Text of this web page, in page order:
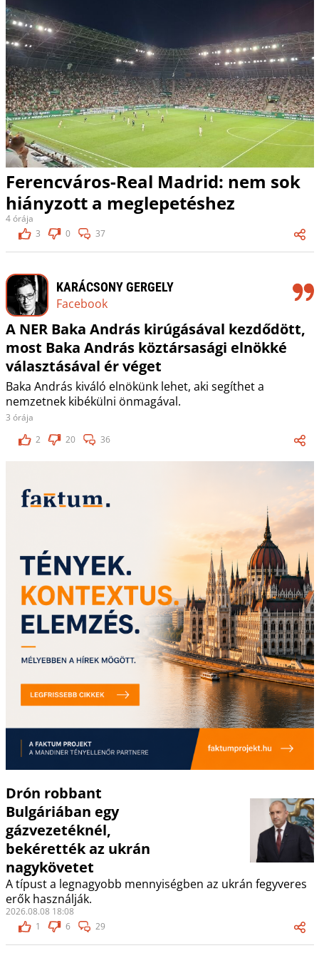
Ferencváros-Real Madrid: nem sok
hiányzott a meglepetéshez
4 órája
3
0 37
KARÁCSONY GERGELY
Facebook
A NER Baka András kirúgásával kezdődött,
most Baka András köztársasági elnökké
választásával ér véget
Baka András kiváló elnökünk lehet, aki segíthet a
nemzetnek kibékülni önmagával.
3 órája
2
20 36
Drón robbant
Bulgáriában egy
gázvezetéknél,
bekérették az ukrán
nagykövetet
A típust a legnagyobb mennyiségben az ukrán fegyveres
erők használják.
2026.08.08 18:08
1
6 29